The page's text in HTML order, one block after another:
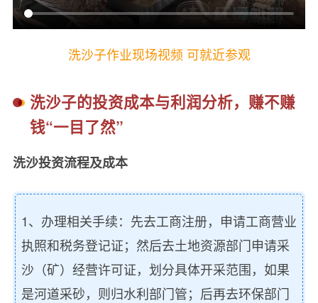
洗沙子作业现场视频 可就近参观
洗沙子的投资成本与利润分析，赚不赚
钱“一目了然”
洗沙投资流程及成本
1、办理相关手续：先去工商注册，申请工商营业
执照和税务登记证；然后去土地资源部门申请采
沙（矿）经营许可证，划分具体开采范围，如果
是河道采砂，则归水利部门管；后再去环保部门